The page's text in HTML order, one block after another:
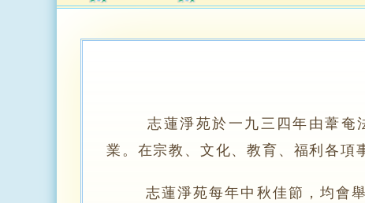
志蓮淨苑於一九三四年由葦奄法
業。在宗教、文化、教育、福利各項
志蓮淨苑每年中秋佳節，均會舉